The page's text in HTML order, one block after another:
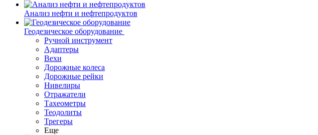
Анализ нефти и нефтепродуктов
Геодезическое оборудование
Ручной инструмент
Адаптеры
Вехи
Дорожные колеса
Дорожные рейки
Нивелиры
Отражатели
Тахеометры
Теодолиты
Трегеры
Еще